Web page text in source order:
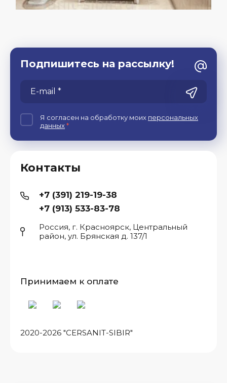
2020-2026 "CERSANIT-SIBIR"
Контакты
+7 (391) 219-19-38
+7 (913) 533-83-78
Россия, г. Красноярск, Центральный
район, ул. Брянская д. 137/1
Принимаем к оплате
Подпишитесь на рассылку!
Я согласен на обработку моих персональных
данных*